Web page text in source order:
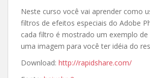
Neste curso você vai aprender como
filtros de efeitos especiais do Adobe
cada filtro é mostrado um exemplo de
uma imagem para você ter idéia do
Download: http://rapidshare.com/